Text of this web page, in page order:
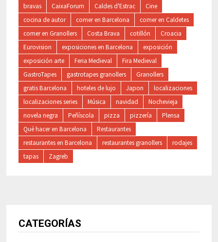
bravas CaixaForum Caldes d'Estrac
Cine
cocina de autor
comer en Barcelona
comer en Caldetes
comer en Granollers
Costa Brava cotillón
Croacia
Eurovision
exposiciones en Barcelona
exposición
exposición arte
Feria Medieval
Fira Medieval
GastroTapes
gastrotapes granollers
Granollers
gratis Barcelona
hoteles de lujo Japon
localizaciones
localizaciones series
Música navidad
Nochevieja
novela negra
Peñíscola pizza pizzería
Plensa
Qué hacer en Barcelona
Restaurantes
restaurantes en Barcelona
restaurantes granollers
rodajes
tapas
Zagreb
CATEGORÍAS